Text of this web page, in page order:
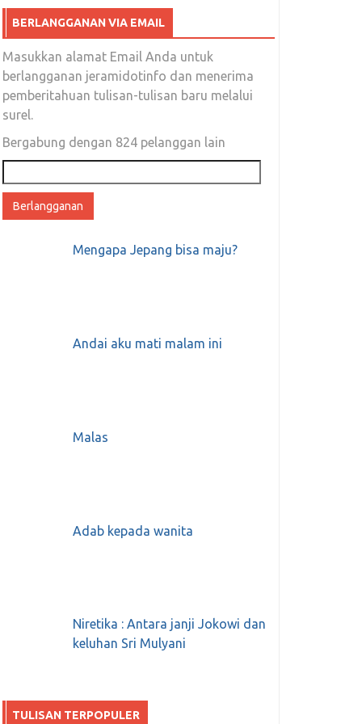
BERLANGGANAN VIA EMAIL
Masukkan alamat Email Anda untuk
berlangganan jeramidotinfo dan menerima
pemberitahuan tulisan-tulisan baru melalui
surel.
Bergabung dengan 824 pelanggan lain
email
Mengapa Jepang bisa maju?
Andai aku mati malam ini
Malas
Adab kepada wanita
Niretika : Antara janji Jokowi dan
keluhan Sri Mulyani
TULISAN TERPOPULER